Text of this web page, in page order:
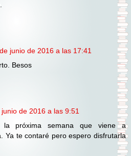
junio de 2016 a las 17:41
Besos
de 2016 a las 9:51
próxima semana que viene a
Ya te contaré pero espero disfrutarla